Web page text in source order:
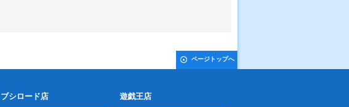
ページトップへ
ブシロード店 遊戯王店